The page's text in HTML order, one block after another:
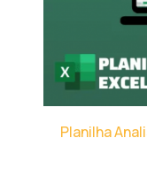
Planilha